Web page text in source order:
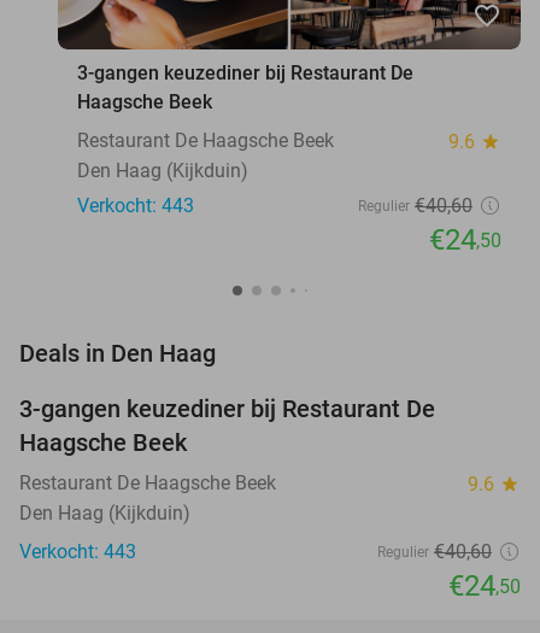
favorite_border
3-gangen keuzediner bij Restaurant De
Haagsche Beek
Restaurant De Haagsche Beek
9.6 star
Den Haag (Kijkduin)
Verkocht: 443
Regulier €40,60
€24,50
Deals in Den Haag
3-gangen keuzediner bij Restaurant De
Haagsche Beek
Restaurant De Haagsche Beek 9.6 star
Den Haag (Kijkduin)
Verkocht: 443
Regulier €40,60
€24,50